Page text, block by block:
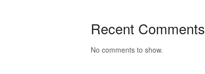
Recent Comments
No comments to show.